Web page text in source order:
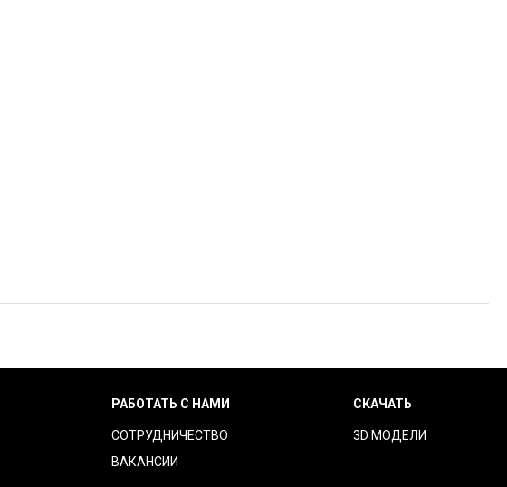
РАБОТАТЬ С НАМИ
СОТРУДНИЧЕСТВО
ВАКАНСИИ
СКАЧАТЬ
3D МОДЕЛИ